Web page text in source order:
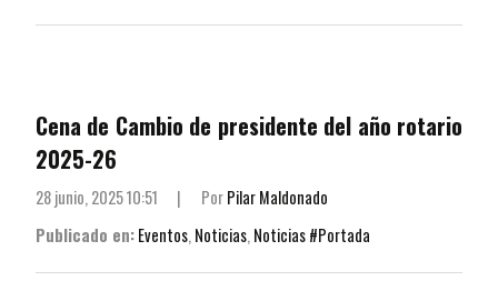
Cena de Cambio de presidente del año rotario
2025-26
28 junio, 2025 10:51 | PorPilar Maldonado
Publicado en:Eventos, Noticias, Noticias #Portada